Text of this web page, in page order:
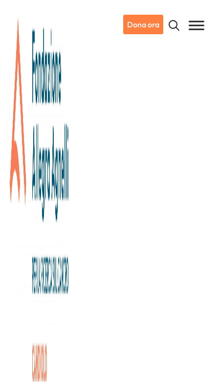
Dona ora
10/04/2011
Brachetti, Ciak si gira
Brachetti, Ciak si gira
Torino – Teatro Alfieri, ore 21.00
Il grande trasformista piemontese Arturo Brachetti
regalerà alla Fondazione lanteprima torinese del suo tour
internazionale, dedicata al mondo del cinema ed alle sue
Organizzazione: FPRC Onlus
Informazioni: 011.9933380
Altre iniziative